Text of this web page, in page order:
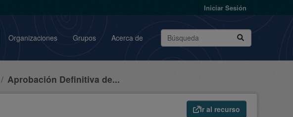
Iniciar Sesión
Organizaciones Grupos Acerca de
Aprobación Definitiva de...
Ir al recurso